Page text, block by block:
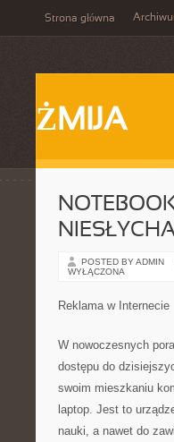
Strona główna
ŻMIJA
POSTED BY ADMIN
WYŁĄCZONA
Reklama w Internecie
W nowoczesnych
dostępu do
swoim mieszkaniu
laptop. Jest to
nauki, a nawet do